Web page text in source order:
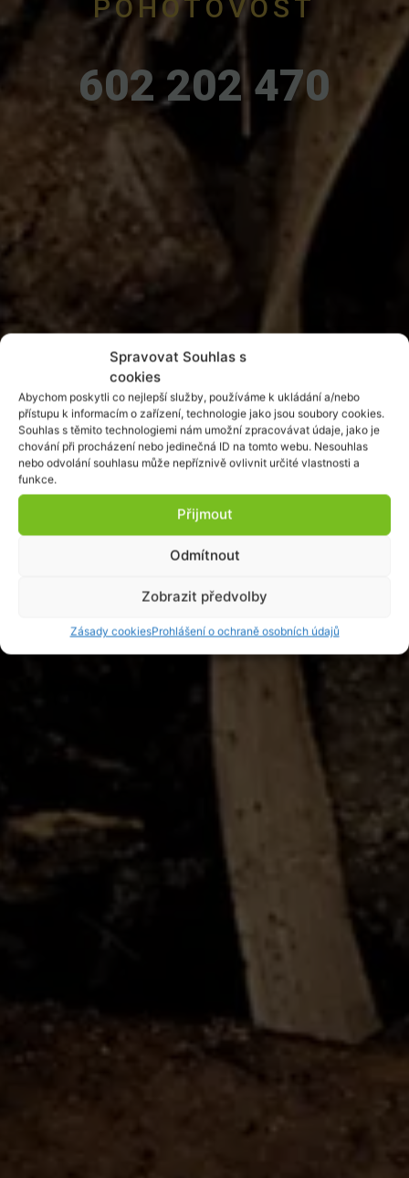
Spravovat Souhlas s
cookies
Abychom poskytli co nejlepší služby, používáme k ukládání a/nebo
přístupu k informacím o zařízení, technologie jako jsou soubory cookies.
Souhlas s těmito technologiemi nám umožní zpracovávat údaje, jako je
chování při procházení nebo jedinečná ID na tomto webu. Nesouhlas
nebo odvolání souhlasu může nepříznivě ovlivnit určité vlastnosti a
funkce.
Přijmout
Odmítnout
Zobrazit předvolby
Zásady cookiesProhlášení o ochraně osobních údajů
POHOTOVOST
602 202 470